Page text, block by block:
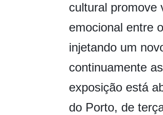
cultural promove
emocional entre
injetando um
continuamente
exposição está
do Porto, de